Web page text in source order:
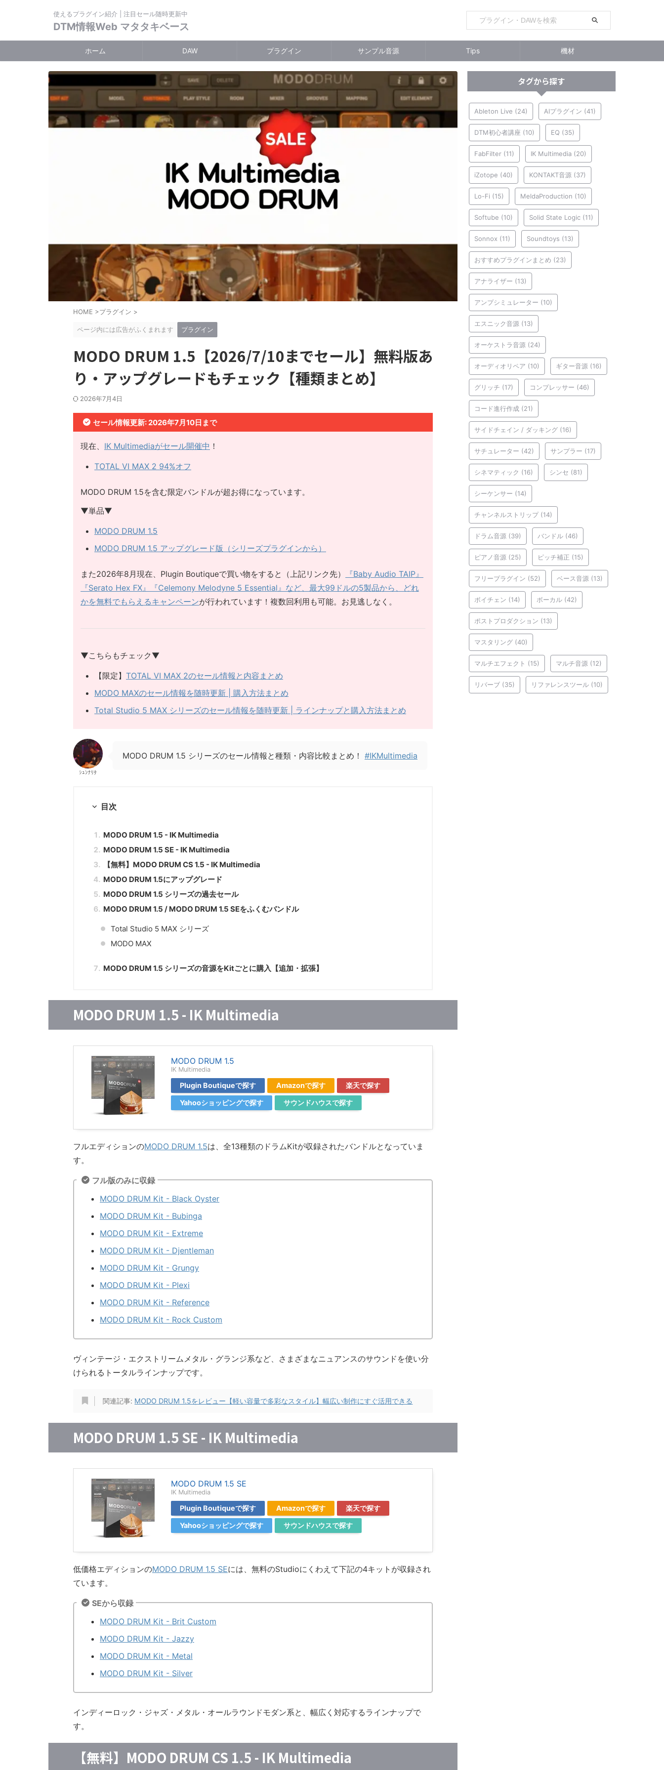
使えるプラグイン紹介 | 注目セール随時更新中
DTM情報Web マタタキベース
ホーム DAW プラグイン サンプル音源 Tips 機材
HOME >プラグイン >
ページ内には広告がふくまれます プラグイン
MODO DRUM 1.5【2026/7/10までセール】無料版あ
り・アップグレードもチェック【種類まとめ】
2026年7月4日
セール情報更新: 2026年7月10日まで
現在、 IK Multimediaがセール開催中 ！
TOTAL VI MAX 2 94%オフ
MODO DRUM 1.5を含む限定バンドルが超お得になっています。
▼単品▼
MODO DRUM 1.5
MODO DRUM 1.5 アップグレード版（シリーズプラグインから）
また2026年8月現在、Plugin Boutiqueで買い物をすると（上記リンク先）
『Baby Audio TAIP』
『Serato Hex FX』『Celemony Melodyne 5 Essential』など、最大99ドルの5製品から、どれ
かを無料でもらえるキャンペーンが行われています！複数回利用も可能。お見逃しなく。
▼こちらもチェック▼
【限定】 TOTAL VI MAX 2のセール情報と内容まとめ
MODO MAXのセール情報を随時更新 | 購入方法まとめ
Total Studio 5 MAX シリーズのセール情報を随時更新 | ラインナップと購入方法まとめ
ｼｭﾝﾅﾘﾀ
MODO DRUM 1.5 シリーズのセール情報と種類・内容比較まとめ！ #IKMultimedia
目次
MODO DRUM 1.5 - IK Multimedia
MODO DRUM 1.5 SE - IK Multimedia
【無料】MODO DRUM CS 1.5 - IK Multimedia
MODO DRUM 1.5にアップグレード
MODO DRUM 1.5 シリーズの過去セール
MODO DRUM 1.5 / MODO DRUM 1.5 SEをふくむバンドル
Total Studio 5 MAX シリーズ
MODO MAX
MODO DRUM 1.5 シリーズの音源をKitごとに購入【追加・拡張】
MODO DRUM 1.5 - IK Multimedia
MODO DRUM 1.5
IK Multimedia
Plugin Boutiqueで探す Amazonで探す 楽天で探す
Yahooショッピングで探す サウンドハウスで探す
フルエディションのMODO DRUM 1.5は、全13種類のドラムKitが収録されたバンドルとなっていま
す。
フル版のみに収録
MODO DRUM Kit - Black Oyster
MODO DRUM Kit - Bubinga
MODO DRUM Kit - Extreme
MODO DRUM Kit - Djentleman
MODO DRUM Kit - Grungy
MODO DRUM Kit - Plexi
MODO DRUM Kit - Reference
MODO DRUM Kit - Rock Custom
ヴィンテージ・エクストリームメタル・グランジ系など、さまざまなニュアンスのサウンドを使い分
けられるトータルラインナップです。
関連記事: MODO DRUM 1.5をレビュー【軽い容量で多彩なスタイル】幅広い制作にすぐ活用できる
MODO DRUM 1.5 SE - IK Multimedia
MODO DRUM 1.5 SE
IK Multimedia
Plugin Boutiqueで探す Amazonで探す 楽天で探す
Yahooショッピングで探す サウンドハウスで探す
低価格エディションのMODO DRUM 1.5 SEには、無料のStudioにくわえて下記の4キットが収録され
ています。
SEから収録
MODO DRUM Kit - Brit Custom
MODO DRUM Kit - Jazzy
MODO DRUM Kit - Metal
MODO DRUM Kit - Silver
インディーロック・ジャズ・メタル・オールラウンドモダン系と、幅広く対応するラインナップで
す。
【無料】MODO DRUM CS 1.5 - IK Multimedia
タグから探す
Ableton Live (24) AIプラグイン (41)
DTM初心者講座 (10) EQ (35)
FabFilter (11) IK Multimedia (20)
iZotope (40) KONTAKT音源 (37)
Lo-Fi (15) MeldaProduction (10)
Softube (10) Solid State Logic (11)
Sonnox (11) Soundtoys (13)
おすすめプラグインまとめ (23)
アナライザー (13)
アンプシミュレーター (10)
エスニック音源 (13)
オーケストラ音源 (24)
オーディオリペア (10) ギター音源 (16)
グリッチ (17) コンプレッサー (46)
コード進行作成 (21)
サイドチェイン / ダッキング (16)
サチュレーター (42) サンプラー (17)
シネマティック (16) シンセ (81)
シーケンサー (14)
チャンネルストリップ(14)
ドラム音源 (39) バンドル (46)
ピアノ音源 (25) ピッチ補正 (15)
フリープラグイン (52) ベース音源 (13)
ボイチェン (14) ボーカル (42)
ポストプロダクション (13)
マスタリング (40)
マルチエフェクト (15) マルチ音源 (12)
リバーブ (35) リファレンスツール (10)